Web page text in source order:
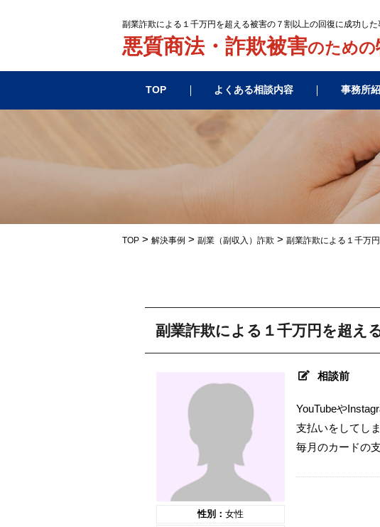
副業詐欺による１千万円を超える被害の７割以上の回復に成功し
悪質商法・詐欺被害のための
TOP よくある相談内容 事務所
TOP > 解決事例 > 副業（副収入）詐欺 > 副業詐欺による１千万
副業詐欺による１千万円を超え
性別： 女性
相談前
YouTubeや
支払いをしてしま
毎月のカードの